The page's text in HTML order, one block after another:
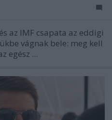
az IMF csapata az eddigi
vágnak bele: meg kell
egész ...